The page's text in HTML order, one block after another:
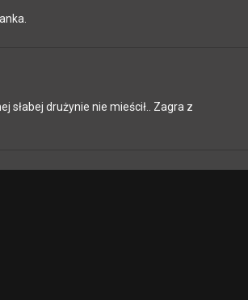
słabej drużynie nie mieścił.. Zagra z